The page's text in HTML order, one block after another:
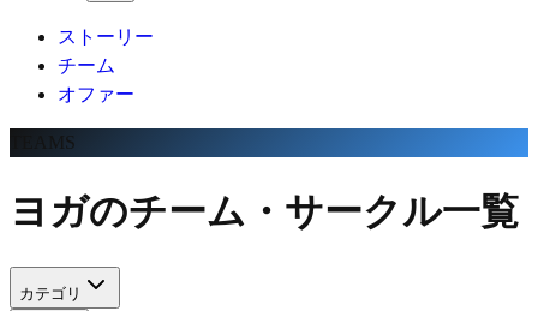
ストーリー
チーム
オファー
TEAMS
ヨガのチーム・サークル一覧
カテゴリ